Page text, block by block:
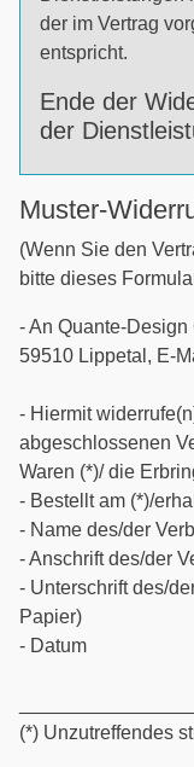
der im Vertrag
entspricht.
Ende der
der
Muster-
(Wenn Sie den
bitte dieses
- An Quante-
59510 Lippetal, E-
- Hiermit
abgeschlossenen
Waren (*)/ die
- Bestellt am (*)/
- Name des/der
- Anschrift des/der
- Unterschrift des/
Papier)
- Datum
(*) Unzutreffendes